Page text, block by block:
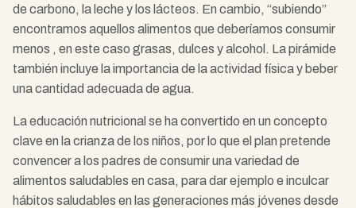
de carbono, la leche y los lácteos. En cambio, “subiendo”
encontramos aquellos alimentos que deberíamos consumir
menos , en este caso grasas, dulces y alcohol. La pirámide
también incluye la importancia de la actividad física y beber
una cantidad adecuada de agua.
La educación nutricional se ha convertido en un concepto
clave en la crianza de los niños, por lo que el plan pretende
convencer a los padres de consumir una variedad de
alimentos saludables en casa, para dar ejemplo e inculcar
hábitos saludables en las generaciones más jóvenes desde